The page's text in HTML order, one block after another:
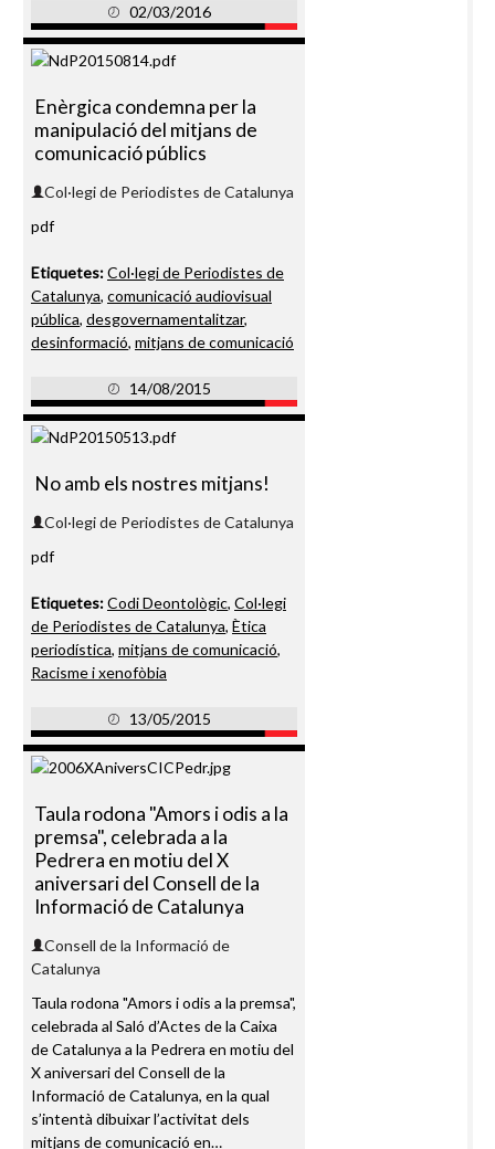
02/03/2016
Enèrgica condemna per la
manipulació del mitjans de
comunicació públics
Col·legi de Periodistes de Catalunya
pdf
Etiquetes:Col·legi de Periodistes de
Catalunya, comunicació audiovisual
pública, desgovernamentalitzar,
desinformació, mitjans de comunicació
14/08/2015
No amb els nostres mitjans!
Col·legi de Periodistes de Catalunya
pdf
Etiquetes:Codi Deontològic, Col·legi
de Periodistes de Catalunya, Ètica
periodística, mitjans de comunicació,
Racisme i xenofòbia
13/05/2015
Taula rodona "Amors i odis a la
premsa", celebrada a la
Pedrera en motiu del X
aniversari del Consell de la
Informació de Catalunya
Consell de la Informació de
Catalunya
Taula rodona "Amors i odis a la premsa",
celebrada al Saló d’Actes de la Caixa
de Catalunya a la Pedrera en motiu del
X aniversari del Consell de la
Informació de Catalunya, en la qual
s’intentà dibuixar l’activitat dels
mitjans de comunicació en…